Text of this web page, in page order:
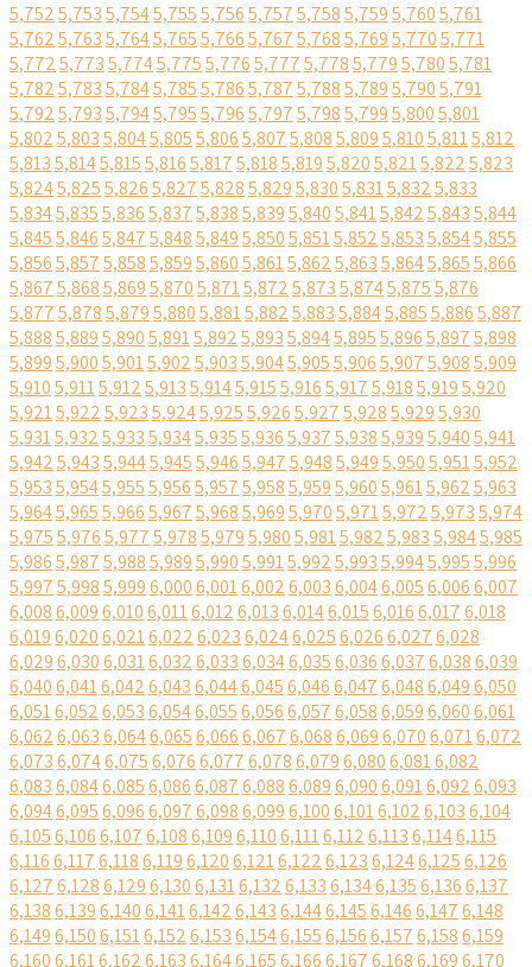
5,7525,7535,7545,7555,7565,7575,7585,7595,7605,761
5,7625,7635,7645,7655,7665,7675,7685,7695,7705,771
5,7725,7735,7745,7755,7765,7775,7785,7795,7805,781
5,7825,7835,7845,7855,7865,7875,7885,7895,7905,791
5,7925,7935,7945,7955,7965,7975,7985,7995,8005,801
5,8025,8035,8045,8055,8065,8075,8085,8095,8105,8115,812
5,8135,8145,8155,8165,8175,8185,8195,8205,8215,8225,823
5,8245,8255,8265,8275,8285,8295,8305,8315,8325,833
5,8345,8355,8365,8375,8385,8395,8405,8415,8425,8435,844
5,8455,8465,8475,8485,8495,8505,8515,8525,8535,8545,855
5,8565,8575,8585,8595,8605,8615,8625,8635,8645,8655,866
5,8675,8685,8695,8705,8715,8725,8735,8745,8755,876
5,8775,8785,8795,8805,8815,8825,8835,8845,8855,8865,887
5,8885,8895,8905,8915,8925,8935,8945,8955,8965,8975,898
5,8995,9005,9015,9025,9035,9045,9055,9065,9075,9085,909
5,9105,9115,9125,9135,9145,9155,9165,9175,9185,9195,920
5,9215,9225,9235,9245,9255,9265,9275,9285,9295,930
5,9315,9325,9335,9345,9355,9365,9375,9385,9395,9405,941
5,9425,9435,9445,9455,9465,9475,9485,9495,9505,9515,952
5,9535,9545,9555,9565,9575,9585,9595,9605,9615,9625,963
5,9645,9655,9665,9675,9685,9695,9705,9715,9725,9735,974
5,9755,9765,9775,9785,9795,9805,9815,9825,9835,9845,985
5,9865,9875,9885,9895,9905,9915,9925,9935,9945,9955,996
5,9975,9985,9996,0006,0016,0026,0036,0046,0056,0066,007
6,0086,0096,0106,0116,0126,0136,0146,0156,0166,0176,018
6,0196,0206,0216,0226,0236,0246,0256,0266,0276,028
6,0296,0306,0316,0326,0336,0346,0356,0366,0376,0386,039
6,0406,0416,0426,0436,0446,0456,0466,0476,0486,0496,050
6,0516,0526,0536,0546,0556,0566,0576,0586,0596,0606,061
6,0626,0636,0646,0656,0666,0676,0686,0696,0706,0716,072
6,0736,0746,0756,0766,0776,0786,0796,0806,0816,082
6,0836,0846,0856,0866,0876,0886,0896,0906,0916,0926,093
6,0946,0956,0966,0976,0986,0996,1006,1016,1026,1036,104
6,1056,1066,1076,1086,1096,1106,1116,1126,1136,1146,115
6,1166,1176,1186,1196,1206,1216,1226,1236,1246,1256,126
6,1276,1286,1296,1306,1316,1326,1336,1346,1356,1366,137
6,1386,1396,1406,1416,1426,1436,1446,1456,1466,1476,148
6,1496,1506,1516,1526,1536,1546,1556,1566,1576,1586,159
6,1606,1616,1626,1636,1646,1656,1666,1676,1686,1696,170